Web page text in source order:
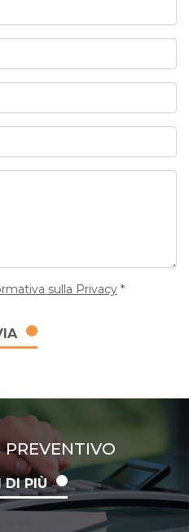
sulla Privacy *
PREVENTIVO
DI PIÙ